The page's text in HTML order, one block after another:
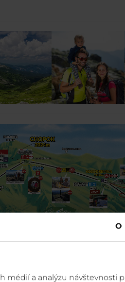
O
médií a analýzu návštevnosti